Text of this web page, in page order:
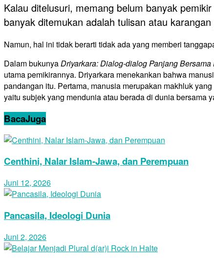
Kalau ditelusuri, memang belum banyak
banyak ditemukan adalah tulisan atau
Namun, hal ini tidak berarti tidak ada yang memberi
Dalam bukunyaDriyarkara: Dialog-dialog Panjang Bersama
utama pemikirannya. Driyarkara menekankan bahwa
pandangan itu. Pertama, manusia merupakan makhluk
yaitu subjek yang mendunia atau berada di dunia bersama
BacaJuga
Centhini, Nalar Islam-Jawa, dan Perempuan
Juni 12, 2026
Pancasila, Ideologi Dunia
Juni 2, 2026